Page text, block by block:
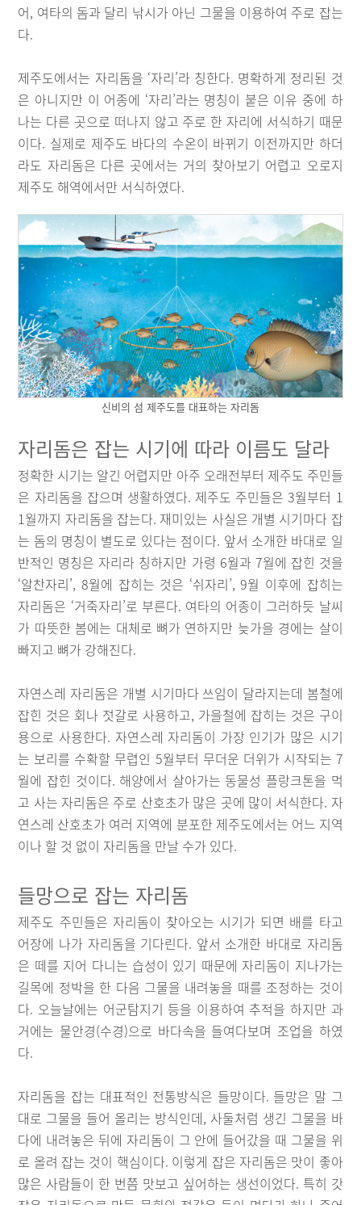
어, 여타의 돔과 달리 낚시가 아닌 그물을 이용하여 주로 잡는
다.
제주도에서는 자리돔을 ‘자리’라 칭한다. 명확하게 정리된 것
은 아니지만 이 어종에 ‘자리’라는 명칭이 붙은 이유 중에 하
나는 다른 곳으로 떠나지 않고 주로 한 자리에 서식하기 때문
이다. 실제로 제주도 바다의 수온이 바뀌기 이전까지만 하더
라도 자리돔은 다른 곳에서는 거의 찾아보기 어렵고 오로지
제주도 해역에서만 서식하였다.
신비의 섬 제주도를 대표하는 자리돔
자리돔은 잡는 시기에 따라 이름도 달라
정확한 시기는 알긴 어렵지만 아주 오래전부터 제주도 주민들
은 자리돔을 잡으며 생활하였다. 제주도 주민들은 3월부터 1
1월까지 자리돔을 잡는다. 재미있는 사실은 개별 시기마다 잡
는 돔의 명칭이 별도로 있다는 점이다. 앞서 소개한 바대로 일
반적인 명칭은 자리라 칭하지만 가령 6월과 7월에 잡힌 것을
‘알찬자리’, 8월에 잡히는 것은 ‘쉬자리’, 9월 이후에 잡히는
자리돔은 ‘거죽자리’로 부른다. 여타의 어종이 그러하듯 날씨
가 따뜻한 봄에는 대체로 뼈가 연하지만 늦가을 경에는 살이
빠지고 뼈가 강해진다.
자연스레 자리돔은 개별 시기마다 쓰임이 달라지는데 봄철에
잡힌 것은 회나 젓갈로 사용하고, 가을철에 잡히는 것은 구이
용으로 사용한다. 자연스레 자리돔이 가장 인기가 많은 시기
는 보리를 수확할 무렵인 5월부터 무더운 더위가 시작되는 7
월에 잡힌 것이다. 해양에서 살아가는 동물성 플랑크톤을 먹
고 사는 자리돔은 주로 산호초가 많은 곳에 많이 서식한다. 자
연스레 산호초가 여러 지역에 분포한 제주도에서는 어느 지역
이나 할 것 없이 자리돔을 만날 수가 있다.
들망으로 잡는 자리돔
제주도 주민들은 자리돔이 찾아오는 시기가 되면 배를 타고
어장에 나가 자리돔을 기다린다. 앞서 소개한 바대로 자리돔
은 떼를 지어 다니는 습성이 있기 때문에 자리돔이 지나가는
길목에 정박을 한 다음 그물을 내려놓을 때를 조정하는 것이
다. 오늘날에는 어군탐지기 등을 이용하여 추적을 하지만 과
거에는 물안경(수경)으로 바다속을 들여다보며 조업을 하였
다.
자리돔을 잡는 대표적인 전통방식은 들망이다. 들망은 말 그
대로 그물을 들어 올리는 방식인데, 사둘처럼 생긴 그물을 바
다에 내려놓은 뒤에 자리돔이 그 안에 들어갔을 때 그물을 위
로 올려 잡는 것이 핵심이다. 이렇게 잡은 자리돔은 맛이 좋아
많은 사람들이 한 번쯤 맛보고 싶어하는 생선이었다. 특히 갓